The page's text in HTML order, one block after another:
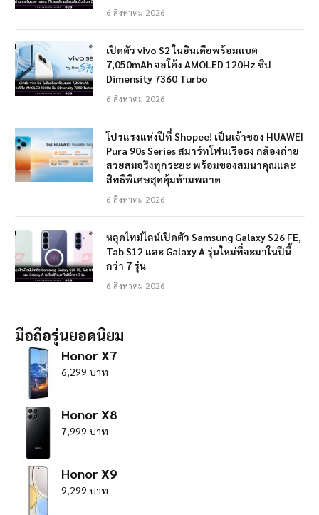
6 สิงหาคม 2026
เปิดตัว vivo S2 ในอินเดียพร้อมแบต
7,050mAh จอโค้ง AMOLED 120Hz ชิป
Dimensity 7360 Turbo
6 สิงหาคม 2026
โปรแรงแห่งปีที่ Shopee! เป็นเจ้าของ HUAWEI
Pura 90s Series สมาร์ทโฟนเรือธง กล้องถ่าย
สวยสมจริงทุกระยะ พร้อมของสมนาคุณและ
สิทธิพิเศษสุดคุ้มห้ามพลาด
6 สิงหาคม 2026
หลุดไทม์ไลน์เปิดตัว Samsung Galaxy S26 FE,
Tab S12 และ Galaxy A รุ่นใหม่ที่จะมาในปีนี้
กว่า 7 รุ่น
6 สิงหาคม 2026
มือถือรุ่นยอดนิยม
Honor X7
6,299 บาท
Honor X8
7,999 บาท
Honor X9
9,299 บาท